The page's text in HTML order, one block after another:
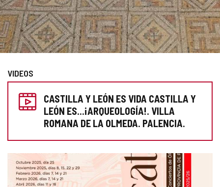
PREPARA
TU
VISITA
VIDEOS
CASTILLA Y LEÓN ES VIDA CASTILLA Y
LEÓN ES...¡ARQUEOLOGÍA!. VILLA
ROMANA DE LA OLMEDA. PALENCIA.
GALERÍA
DE